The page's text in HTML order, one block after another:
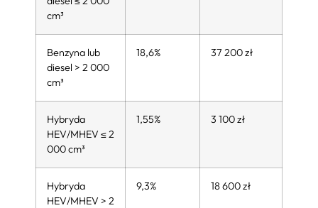
cm³
Benzyna lub
diesel > 2 000
cm³
18,6% 37 200 zł
Hybryda
HEV/MHEV ≤ 2
000 cm³
1,55% 3 100 zł
Hybryda
HEV/MHEV > 2
9,3% 18 600 zł